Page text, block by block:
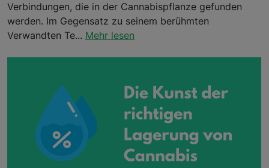
Verbindungen, die in der Cannabispflanze gefunden
werden. Im Gegensatz zu seinem berühmten
Verwandten Te... Mehr lesen